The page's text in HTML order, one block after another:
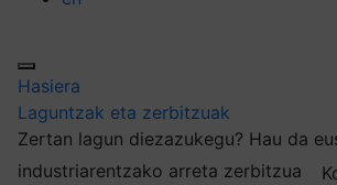
Hasiera
Laguntzak eta zerbitzuak
Zertan lagun diezazukegu? Hau da
industriarentzako arreta zerbitzua